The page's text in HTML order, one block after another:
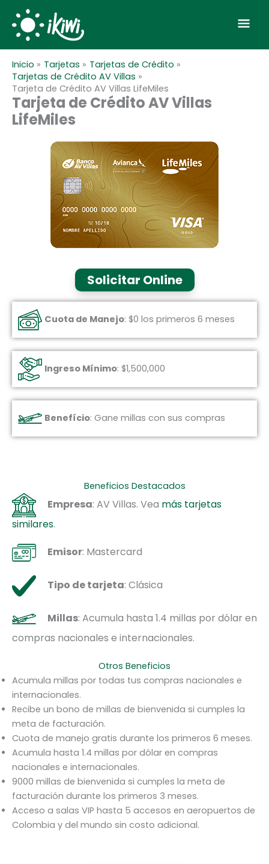
contenido
Inicio Tarjetas
Tarjetas de Crédito
Tarjetas de Crédito AV Villas
Tarjeta de Crédito AV Villas LifeMiles
Tarjeta de Crédito AV Villas
LifeMiles
Solicitar Online
Cuota de Manejo: $0 los primeros 6 meses
Ingreso Mínimo: $1,500,000
Benefício: Gane millas con sus compras
Beneficios Destacados
Empresa: AV Villas. Vea más tarjetas
similares.
Emisor: Mastercard
Tipo de tarjeta: Clásica
Millas: Acumula hasta 1.4 millas por dólar en
compras nacionales e internacionales.
Otros Beneficios
Acumula millas por todas tus compras nacionales e
internacionales.
Recibe un bono de millas de bienvenida si cumples la
meta de facturación.
Cuota de manejo gratis durante los primeros 6 meses.
Acumula hasta 1.4 millas por dólar en compras
nacionales e internacionales.
9000 millas de bienvenida si cumples la meta de
facturación durante los primeros 3 meses.
Acceso a salas VIP hasta 5 accesos en aeropuertos de
Colombia y del mundo sin costo adicional.
Scroll
to
Top